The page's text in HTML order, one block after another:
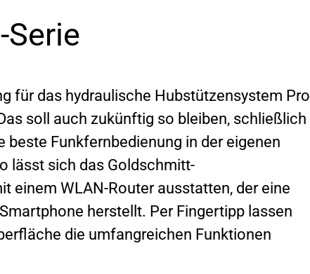
für das hydraulische Hubstützensystem Pro
soll auch zukünftig so bleiben, schließlich
Funkfernbedienung in der eigenen
lässt sich das Goldschmitt-
einem WLAN-Router ausstatten, der eine
herstellt. Per Fingertipp lassen
die umfangreichen Funktionen